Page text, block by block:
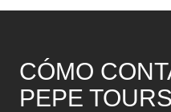
CÓMO
PEPE TOURS